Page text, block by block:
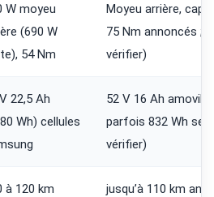
W moyeu
(690 W
54 Nm
Moyeu arrière,
75 Nm annoncés ;
vérifier)
22,5 Ah
Wh) cellules
52 V 16 Ah
parfois 832 Wh
vérifier)
à 120 km
jusqu’à 110 km